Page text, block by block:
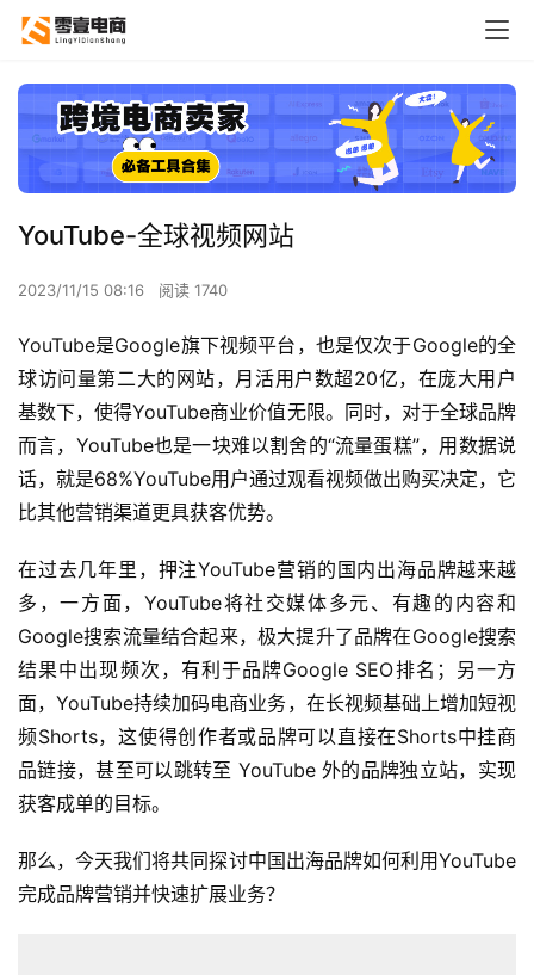
YouTube-全球视频网站
2023/11/15 08:16 阅读 1740
YouTube是Google旗下视频平台，也是仅次于Google的全
球访问量第二大的网站，月活用户数超20亿，在庞大用户
基数下，使得YouTube商业价值无限。同时，对于全球品牌
而言，YouTube也是一块难以割舍的“流量蛋糕”，用数据说
话，就是68%YouTube用户通过观看视频做出购买决定，它
比其他营销渠道更具获客优势。
在过去几年里，押注YouTube营销的国内出海品牌越来越
多，一方面，YouTube将社交媒体多元、有趣的内容和
Google搜索流量结合起来，极大提升了品牌在Google搜索
结果中出现频次，有利于品牌Google SEO排名；另一方
面，YouTube持续加码电商业务，在长视频基础上增加短视
频Shorts，这使得创作者或品牌可以直接在Shorts中挂商
品链接，甚至可以跳转至 YouTube 外的品牌独立站，实现
获客成单的目标。
那么，今天我们将共同探讨中国出海品牌如何利用YouTube
完成品牌营销并快速扩展业务？